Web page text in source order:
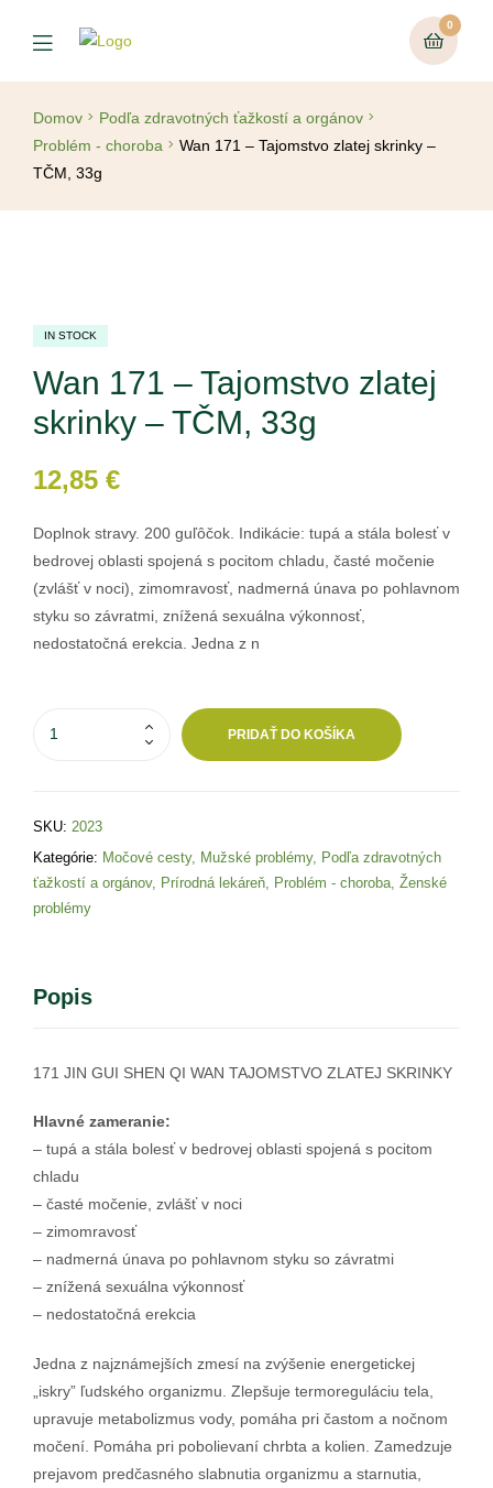
0
Domov
Podľa zdravotných ťažkostí a orgánov
Problém - choroba
Wan 171 – Tajomstvo zlatej skrinky –
TČM, 33g
IN STOCK
Wan 171 – Tajomstvo zlatej
skrinky – TČM, 33g
12,85 €
Doplnok stravy. 200 guľôčok. Indikácie: tupá a stála bolesť v
bedrovej oblasti spojená s pocitom chladu, časté močenie
(zvlášť v noci), zimomravosť, nadmerná únava po pohlavnom
styku so závratmi, znížená sexuálna výkonnosť,
nedostatočná erekcia. Jedna z n
PRIDAŤ DO KOŠÍKA
SKU: 2023
Kategórie: Močové cesty, Mužské problémy, Podľa zdravotných
ťažkostí a orgánov, Prírodná lekáreň Problém - choroba Ženské
problémy
Popis
171 JIN GUI SHEN QI WAN TAJOMSTVO ZLATEJ SKRINKY
Hlavné zameranie:
– tupá a stála bolesť v bedrovej oblasti spojená s pocitom
chladu
– časté močenie, zvlášť v noci
– zimomravosť
– nadmerná únava po pohlavnom styku so závratmi
– znížená sexuálna výkonnosť
– nedostatočná erekcia
Jedna z najznámejších zmesí na zvýšenie energetickej
„iskry” ľudského organizmu. Zlepšuje termoreguláciu tela,
upravuje metabolizmus vody, pomáha pri častom a nočnom
močení. Pomáha pri pobolievaní chrbta a kolien. Zamedzuje
prejavom predčasného slabnutia organizmu a starnutia,